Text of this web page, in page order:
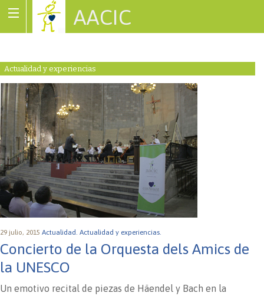
AACIC
Actualidad y experiencias
29 julio, 2015 Actualidad. Actualidad y experiencias.
Concierto de la Orquesta dels Amics de
la UNESCO
Un emotivo recital de piezas de Häendel y Bach en la